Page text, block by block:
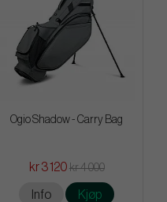
Ogio Shadow - Carry Bag
kr 3 120 kr 4 000
Info Kjøp